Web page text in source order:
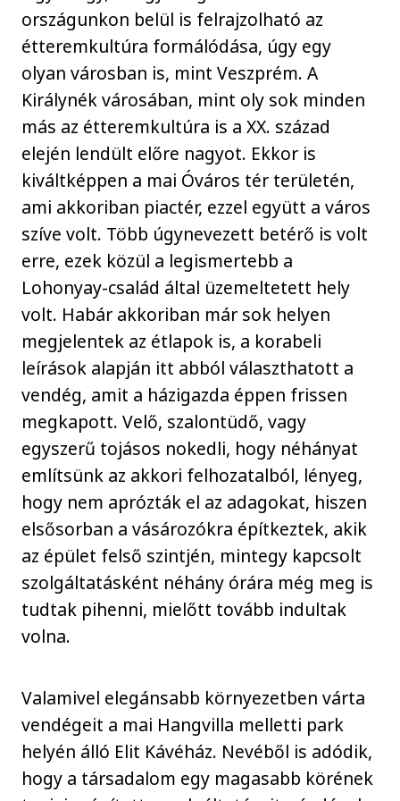
országunkon belül is felrajzolható az
étteremkultúra formálódása, úgy egy
olyan városban is, mint Veszprém. A
Királynék városában, mint oly sok minden
más az étteremkultúra is a XX. század
elején lendült előre nagyot. Ekkor is
kiváltképpen a mai Óváros tér területén,
ami akkoriban piactér, ezzel együtt a város
szíve volt. Több úgynevezett betérő is volt
erre, ezek közül a legismertebb a
Lohonyay-család által üzemeltetett hely
volt. Habár akkoriban már sok helyen
megjelentek az étlapok is, a korabeli
leírások alapján itt abból választhatott a
vendég, amit a házigazda éppen frissen
megkapott. Velő, szalontüdő, vagy
egyszerű tojásos nokedli, hogy néhányat
említsünk az akkori felhozatalból, lényeg,
hogy nem aprózták el az adagokat, hiszen
elsősorban a vásározókra építkeztek, akik
az épület felső szintjén, mintegy kapcsolt
szolgáltatásként néhány órára még meg is
tudtak pihenni, mielőtt tovább indultak
volna.
Valamivel elegánsabb környezetben várta
vendégeit a mai Hangvilla melletti park
helyén álló Elit Kávéház. Nevéből is adódik,
hogy a társadalom egy magasabb körének